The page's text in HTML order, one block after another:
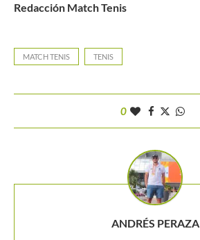
Redacción Match Tenis
MATCH TENIS TENIS
0
ANDRÉS PERAZA